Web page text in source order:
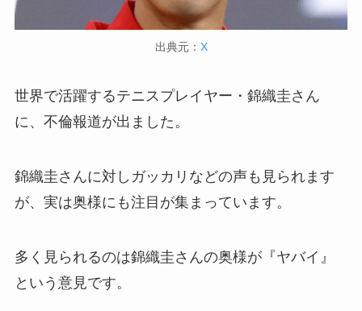
出典元： X
世界で活躍するテニスプレイヤー・錦織圭さん
に、不倫報道が出ました。
錦織圭さんに対しガッカリなどの声も見られます
が、実は奥様にも注目が集まっています。
多く見られるのは錦織圭さんの奥様が『ヤバイ』
という意見です。